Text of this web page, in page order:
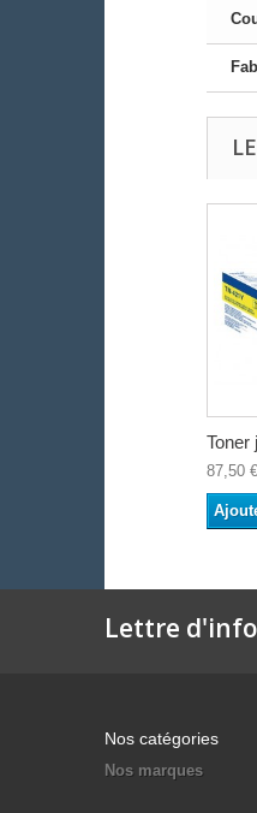
Toner
87,50 €
Lettre
Nos catégories
Nos marques